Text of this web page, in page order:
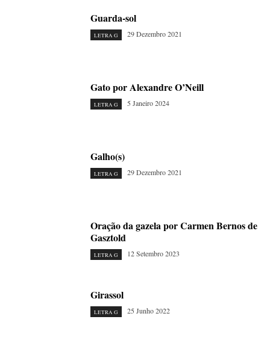
Guarda-sol
LETRA G 29 Dezembro 2021
Gato por Alexandre O’Neill
LETRA G 5 Janeiro 2024
Galho(s)
LETRA G 29 Dezembro 2021
Oração da gazela por Carmen Bernos de
Gasztold
LETRA G 12 Setembro 2023
Girassol
LETRA G 25 Junho 2022